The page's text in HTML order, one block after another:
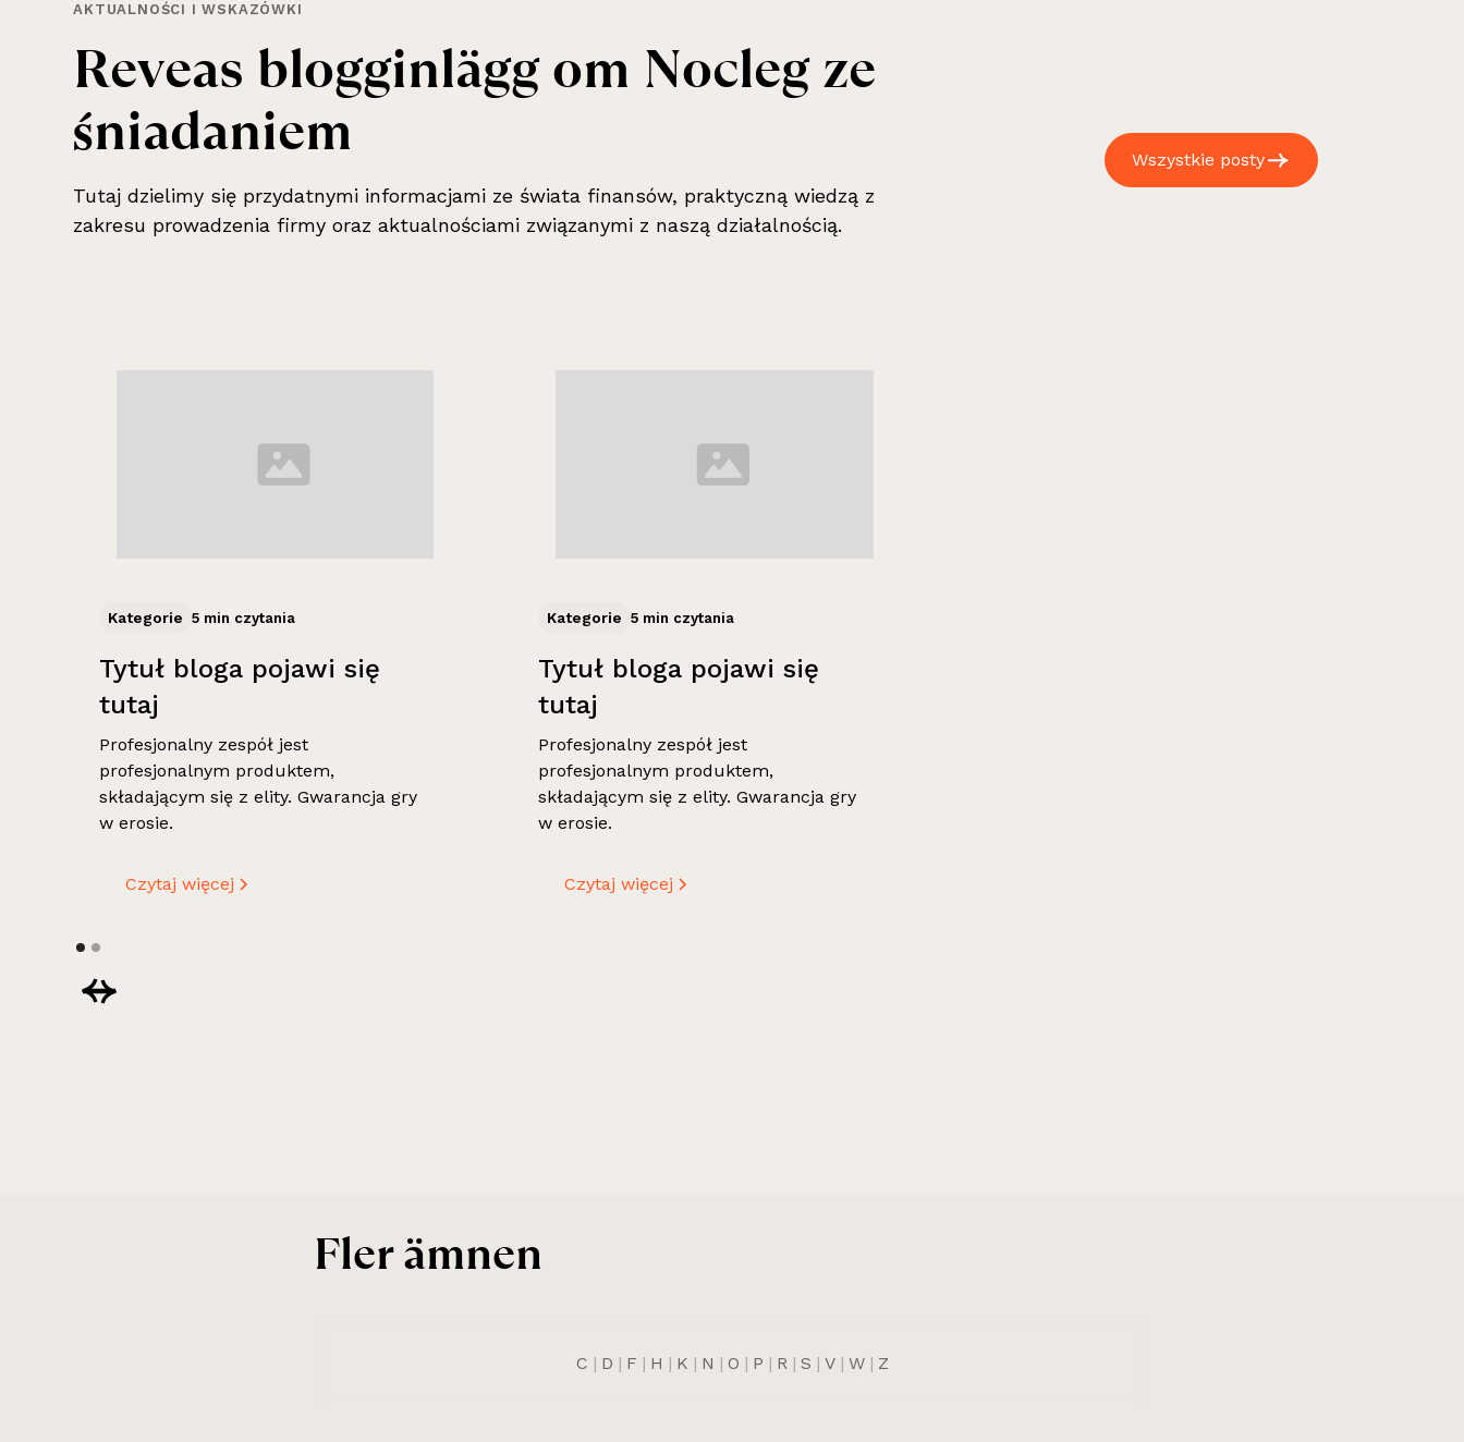
AKTUALNOŚCI I WSKAZÓWKI
Reveas blogginlägg om Nocleg ze
śniadaniem
Tutaj dzielimy się przydatnymi informacjami ze świata finansów, praktyczną wiedzą z
zakresu prowadzenia firmy oraz aktualnościami związanymi z naszą działalnością.
Wszystkie posty
Kategorie 5 min czytania
Tytuł bloga pojawi się
tutaj
Profesjonalny zespół jest
profesjonalnym produktem,
składającym się z elity. Gwarancja gry
w erosie.
Czytaj więcej
Kategorie 5 min czytania
Tytuł bloga pojawi się
tutaj
Profesjonalny zespół jest
profesjonalnym produktem,
składającym się z elity. Gwarancja gry
w erosie.
Czytaj więcej
Fler ämnen
C | D | F | H | K | N | O | P | R | S | V | W | Z